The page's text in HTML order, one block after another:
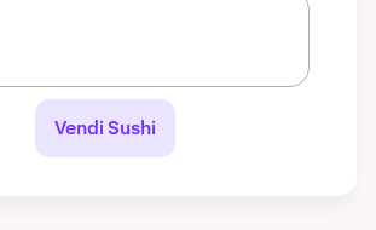
Vendi Sushi